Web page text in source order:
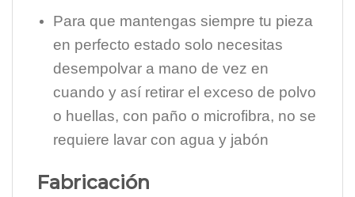
Para que mantengas siempre tu pieza
en perfecto estado solo necesitas
desempolvar a mano de vez en
cuando y así retirar el exceso de polvo
o huellas, con paño o microfibra, no se
requiere lavar con agua y jabón
Fabricación